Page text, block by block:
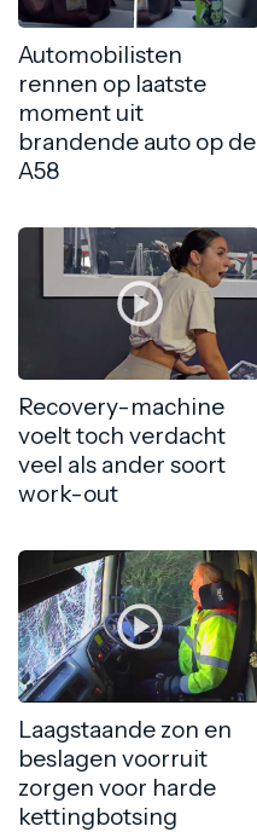
Automobilisten
rennen op laatste
moment uit
brandende auto op de
A58
Recovery-machine
voelt toch verdacht
veel als ander soort
work-out
Laagstaande zon en
beslagen voorruit
zorgen voor harde
kettingbotsing